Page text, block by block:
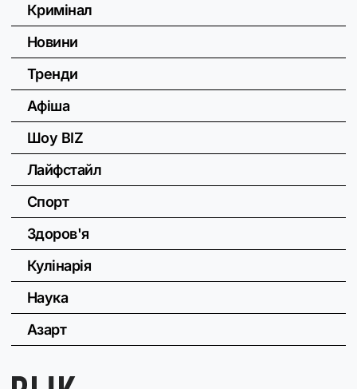
Кримінал
Новини
Тренди
Афіша
Шоу BIZ
Лайфстайл
Спорт
Здоров'я
Кулінарія
Наука
Азарт